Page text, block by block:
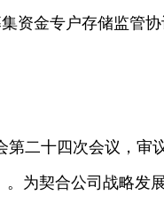
资金专户存储监管协
二十四次会议，审
为契合公司战略发